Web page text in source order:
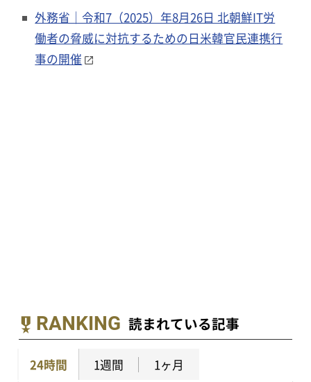
外務省｜令和7（2025）年8月26日 北朝鮮IT労
働者の脅威に対抗するための日米韓官民連携行
事の開催
RANKING 読まれている記事
24時間 1週間 1ヶ月